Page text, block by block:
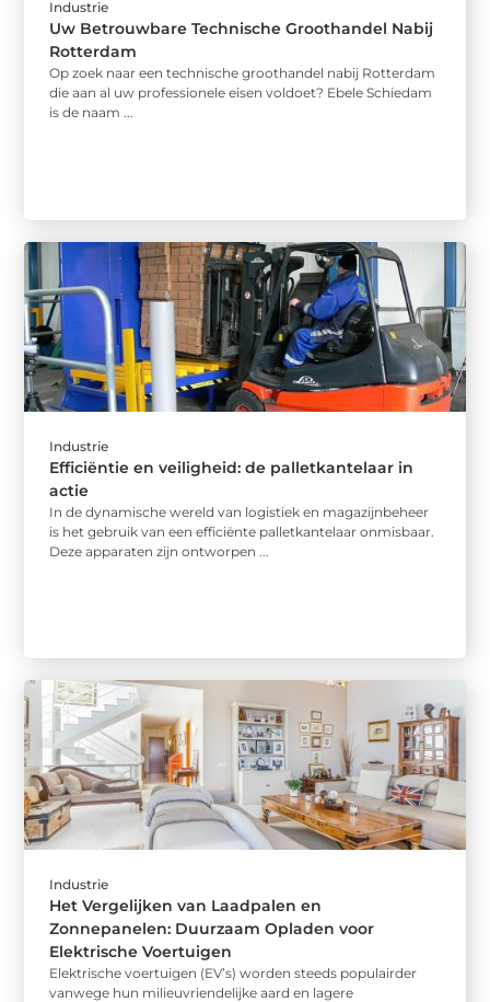
Industrie
Uw Betrouwbare Technische Groothandel Nabij
Rotterdam
Op zoek naar een technische groothandel nabij Rotterdam
die aan al uw professionele eisen voldoet? Ebele Schiedam
is de naam ...
Industrie
Efficiëntie en veiligheid: de palletkantelaar in
actie
In de dynamische wereld van logistiek en magazijnbeheer
is het gebruik van een efficiënte palletkantelaar onmisbaar.
Deze apparaten zijn ontworpen ...
Industrie
Het Vergelijken van Laadpalen en
Zonnepanelen: Duurzaam Opladen voor
Elektrische Voertuigen
Elektrische voertuigen (EV’s) worden steeds populairder
vanwege hun milieuvriendelijke aard en lagere